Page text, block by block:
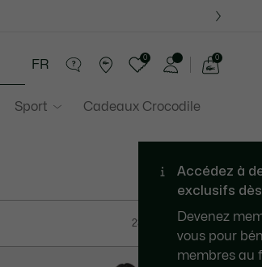
Sport Cadeaux Crocodile
FR
0
panier
0
239 résultats